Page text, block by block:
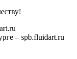
– spb.fluidart.ru